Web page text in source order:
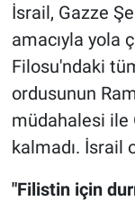
İsrail, Gazze
amacıyla yola
Filosu'ndaki
ordusunun
müdahalesi ile
kalmadı. İsrail
"Filistin için